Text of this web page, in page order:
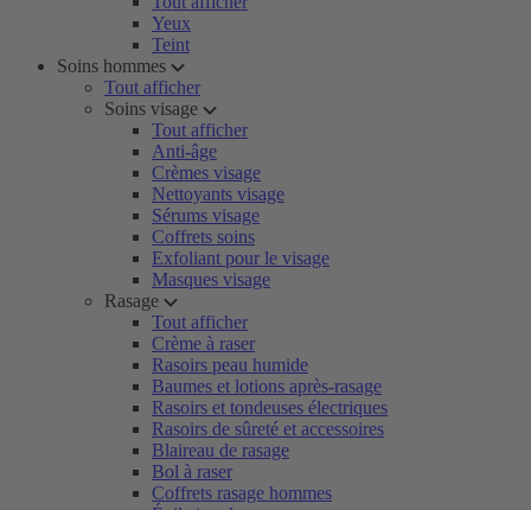
Yeux
Teint
Soins hommes
Tout afficher
Soins visage
Tout afficher
Anti-âge
Crèmes visage
Nettoyants visage
Sérums visage
Coffrets soins
Exfoliant pour le visage
Masques visage
Rasage
Tout afficher
Crème à raser
Rasoirs peau humide
Baumes et lotions après-rasage
Rasoirs et tondeuses électriques
Rasoirs de sûreté et accessoires
Blaireau de rasage
Bol à raser
Coffrets rasage hommes